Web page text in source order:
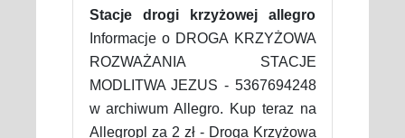
Stacje drogi krzyżowej allegro
Informacje o DROGA KRZYŻOWA
ROZWAŻANIA STACJE
MODLITWA JEZUS - 5367694248
w archiwum Allegro. Kup teraz na
Allegropl za 2 zł - Droga Krzyżowa